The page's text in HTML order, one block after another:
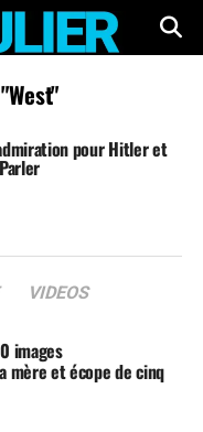
pour Hitler et
VIDEOS
images
mère et écope de cinq